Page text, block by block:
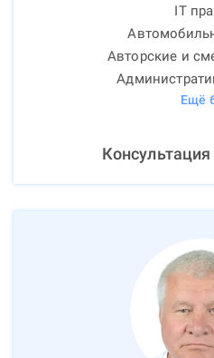
IT
Авторские и
Ещё
Консультация